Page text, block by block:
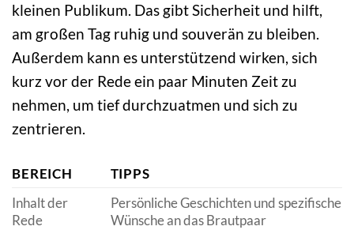
kleinen Publikum. Das gibt Sicherheit und hilft,
am großen Tag ruhig und souverän zu bleiben.
Außerdem kann es unterstützend wirken, sich
kurz vor der Rede ein paar Minuten Zeit zu
nehmen, um tief durchzuatmen und sich zu
zentrieren.
BEREICH
TIPPS
Inhalt der
Rede
Persönliche Geschichten und spezifische
Wünsche an das Brautpaar